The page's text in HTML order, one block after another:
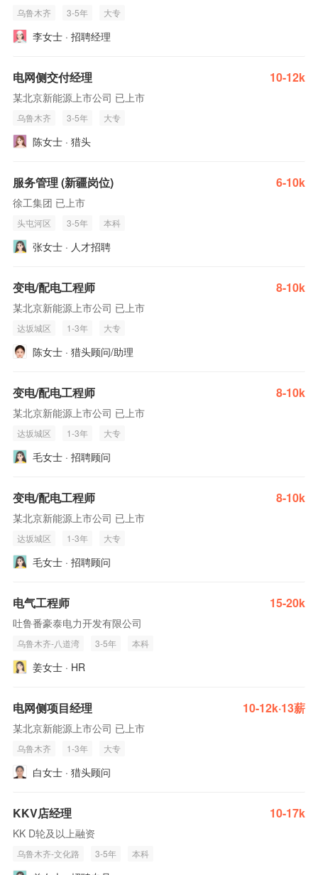
乌鲁木齐 3-5年 大专
李女士 · 招聘经理
电网侧交付经理 10-12k
某北京新能源上市公司 已上市
乌鲁木齐 3-5年 大专
陈女士 · 猎头
服务管理 (新疆岗位) 6-10k
徐工集团 已上市
头屯河区 3-5年 本科
张女士 · 人才招聘
变电/配电工程师 8-10k
某北京新能源上市公司 已上市
达坂城区 1-3年 大专
陈女士 · 猎头顾问/助理
变电/配电工程师 8-10k
某北京新能源上市公司 已上市
达坂城区 1-3年 大专
毛女士 · 招聘顾问
变电/配电工程师 8-10k
某北京新能源上市公司 已上市
达坂城区 1-3年 大专
毛女士 · 招聘顾问
电气工程师 15-20k
吐鲁番豪泰电力开发有限公司
乌鲁木齐-八道湾 3-5年 本科
姜女士 · HR
电网侧项目经理 10-12k·13薪
某北京新能源上市公司 已上市
乌鲁木齐 1-3年 大专
白女士 · 猎头顾问
KKV店经理 10-17k
KK D轮及以上融资
乌鲁木齐-文化路 3-5年 本科